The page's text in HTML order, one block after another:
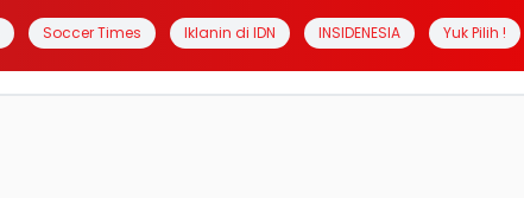
Soccer Times Iklanin di IDN INSIDENESIA Yuk Pilih !